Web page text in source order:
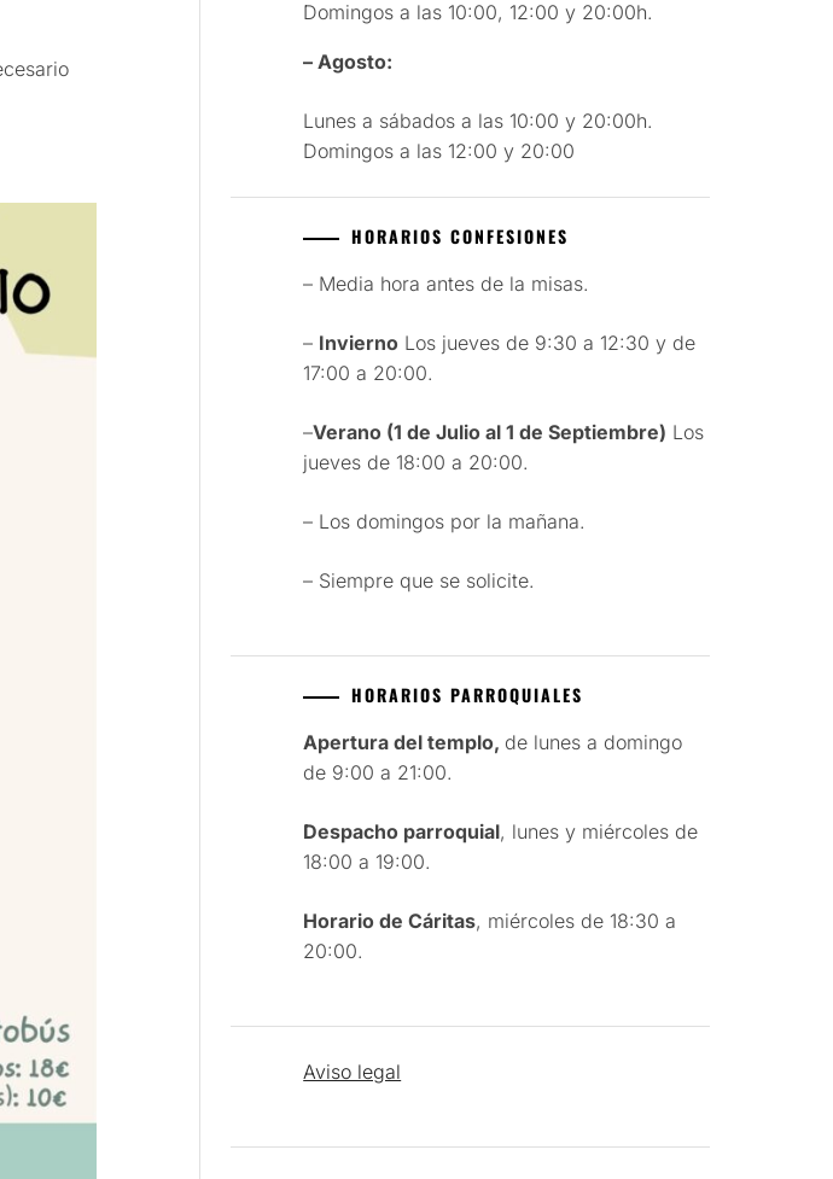
Domingos a las 10:00, 12:00 y 20:00h.
– Agosto:
Lunes a sábados a las 10:00 y 20:00h.
Domingos a las 12:00 y 20:00
HORARIOS CONFESIONES
– Media hora antes de la misas.
– Invierno Los jueves de 9:30 a 12:30 y de
17:00 a 20:00.
–Verano (1 de Julio al 1 de Septiembre) Los
jueves de 18:00 a 20:00.
– Los domingos por la mañana.
– Siempre que se solicite.
HORARIOS PARROQUIALES
Apertura del templo, de lunes a domingo
de 9:00 a 21:00.
Despacho parroquial, lunes y miércoles de
18:00 a 19:00.
Horario de Cáritas, miércoles de 18:30 a
20:00.
Aviso legal